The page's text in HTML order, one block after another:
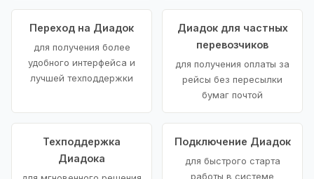
Переход на Диадок
для получения более
удобного интерфейса и
лучшей техподдержки
Диадок для частных
перевозчиков
для получения оплаты за
рейсы без пересылки
бумаг почтой
Техподдержка
Диадока
Подключение Диадок
для быстрого старта
работы в системе